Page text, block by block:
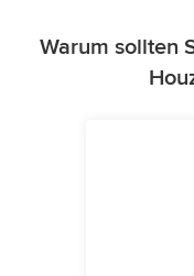
Warum sollten